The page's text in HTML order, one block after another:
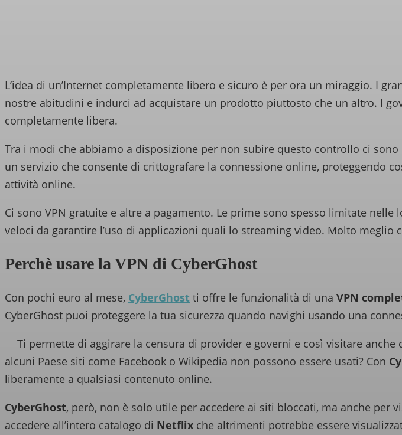
L’idea di un’Internet completamente libero e sicuro è per ora un miraggio. I
nostre abitudini e indurci ad acquistare un prodotto piuttosto che un altro. I
completamente libera.
Tra i modi che abbiamo a disposizione per non subire questo controllo ci sono
un servizio che consente di crittografare la connessione online, proteggendo
attività online.
Ci sono VPN gratuite e altre a pagamento. Le prime sono spesso limitate
veloci da garantire l’uso di applicazioni quali lo streaming video. Molto meglio
Perchè usare la VPN di CyberGhost
Con pochi euro al mese, CyberGhost ti offre le funzionalità di una VPN
CyberGhost puoi proteggere la tua sicurezza quando navighi usando una
Ti permette di aggirare la censura di provider e governi e così visitare
alcuni Paese siti come Facebook o Wikipedia non possono essere usati? Con
liberamente a qualsiasi contenuto online.
CyberGhost, però, non è solo utile per accedere ai siti bloccati, ma anche
accedere all’intero catalogo di Netflix che altrimenti potrebbe essere